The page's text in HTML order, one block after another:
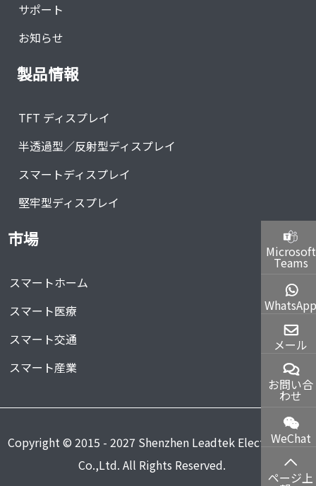
サポート
お知らせ
製品情報
TFT ディスプレイ
半透過型／反射型ディスプレイ
スマートディスプレイ
堅牢型ディスプレイ
市場
スマートホーム
スマート医療
スマート交通
スマート産業
Copyright © 2015 - 2027 Shenzhen Leadtek Electronics
Co.,Ltd. All Rights Reserved.
Microsoft
Teams
WhatsApp
メール
お問い合
わせ
WeChat
ページ上